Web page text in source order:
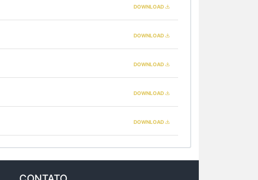
DOWNLOAD
DOWNLOAD
DOWNLOAD
DOWNLOAD
DOWNLOAD